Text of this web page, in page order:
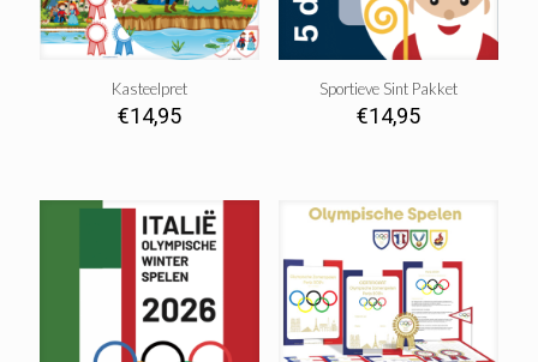
Kasteelpret
€14,95
Sportieve Sint Pakket
€14,95